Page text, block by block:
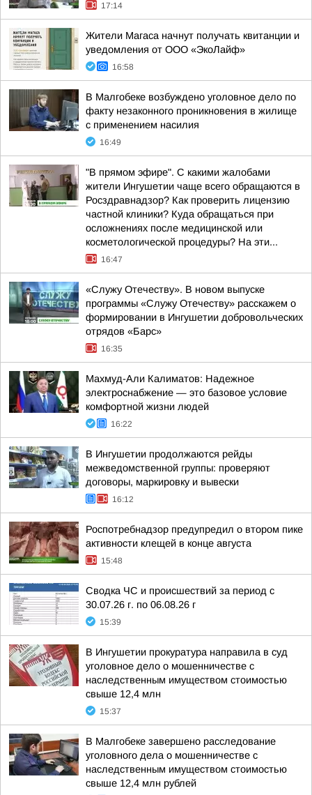
17:14
Жители Магаса начнут получать квитанции и
уведомления от ООО «ЭкоЛайф»
16:58
В Малгобеке возбуждено уголовное дело по
факту незаконного проникновения в жилище
с применением насилия
16:49
"В прямом эфире". С какими жалобами
жители Ингушетии чаще всего обращаются в
Росздравнадзор? Как проверить лицензию
частной клиники? Куда обращаться при
осложнениях после медицинской или
косметологической процедуры? На эти...
16:47
«Служу Отечеству». В новом выпуске
программы «Служу Отечеству» расскажем о
формировании в Ингушетии добровольческих
отрядов «Барс»
16:35
Махмуд-Али Калиматов: Надежное
электроснабжение — это базовое условие
комфортной жизни людей
16:22
В Ингушетии продолжаются рейды
межведомственной группы: проверяют
договоры, маркировку и вывески
16:12
Роспотребнадзор предупредил о втором пике
активности клещей в конце августа
15:48
Сводка ЧС и происшествий за период с
30.07.26 г. по 06.08.26 г
15:39
В Ингушетии прокуратура направила в суд
уголовное дело о мошенничестве с
наследственным имуществом стоимостью
свыше 12,4 млн
15:37
В Малгобеке завершено расследование
уголовного дела о мошенничестве с
наследственным имуществом стоимостью
свыше 12,4 млн рублей